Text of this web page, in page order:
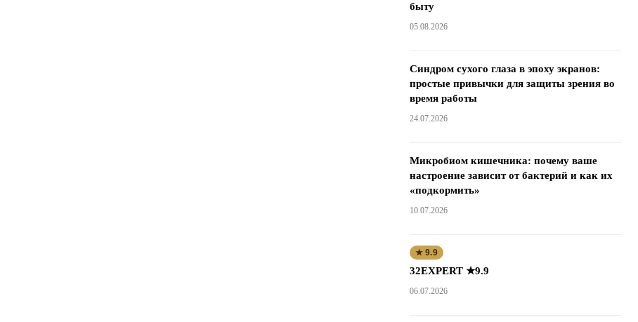
быту
05.08.2026
Синдром сухого глаза в эпоху экранов:
простые привычки для защиты зрения во
время работы
24.07.2026
Микробиом кишечника: почему ваше
настроение зависит от бактерий и как их
«подкормить»
10.07.2026
★ 9.9
32EXPERT ★9.9
06.07.2026